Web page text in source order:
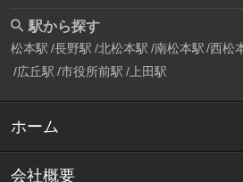
駅から探す
松本駅 長野駅 北松本駅 南松本駅 西松
広丘駅 市役所前駅 上田駅
ホーム
会社概要